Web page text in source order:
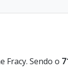
Fracy. Sendo o